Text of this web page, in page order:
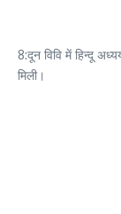
8:दून विवि में हिन्दू
मिली।